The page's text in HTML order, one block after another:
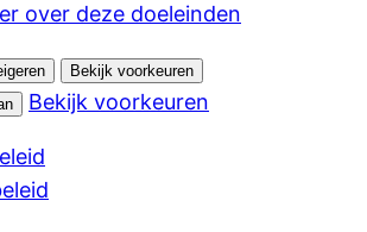
over deze doeleinden
Bekijk voorkeuren
Bekijk voorkeuren